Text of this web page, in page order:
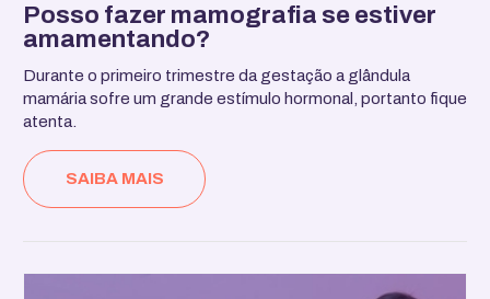
Posso fazer mamografia se estiver
amamentando?
Durante o primeiro trimestre da gestação a glândula
mamária sofre um grande estímulo hormonal, portanto fique
atenta.
SAIBA MAIS